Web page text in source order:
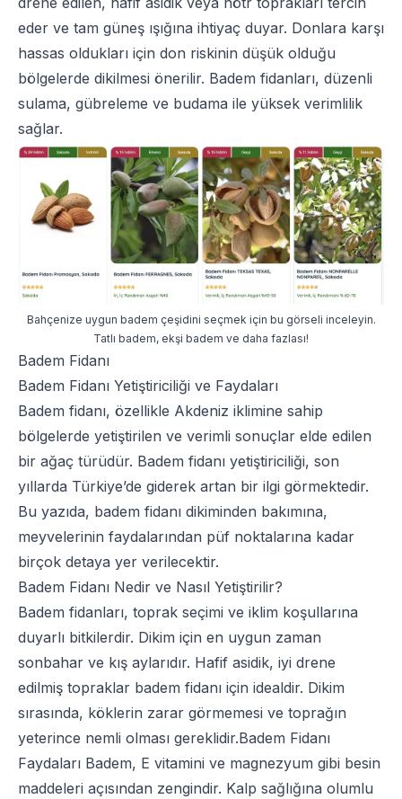
eder ve tam güneş ışığına ihtiyaç duyar. Donlara karşı
hassas oldukları için don riskinin düşük olduğu
bölgelerde dikilmesi önerilir. Badem fidanları, düzenli
sulama, gübreleme ve budama ile yüksek verimlilik
sağlar.
Bahçenize uygun badem çeşidini seçmek için bu görseli inceleyin.
Tatlı badem, ekşi badem ve daha fazlası!
Badem Fidanı
Badem Fidanı Yetiştiriciliği ve Faydaları
Badem fidanı, özellikle Akdeniz iklimine sahip
bölgelerde yetiştirilen ve verimli sonuçlar elde edilen
bir ağaç türüdür. Badem fidanı yetiştiriciliği, son
yıllarda Türkiye’de giderek artan bir ilgi görmektedir.
Bu yazıda, badem fidanı dikiminden bakımına,
meyvelerinin faydalarından püf noktalarına kadar
birçok detaya yer verilecektir.
Badem Fidanı Nedir ve Nasıl Yetiştirilir?
Badem fidanları, toprak seçimi ve iklim koşullarına
duyarlı bitkilerdir. Dikim için en uygun zaman
sonbahar ve kış aylarıdır. Hafif asidik, iyi drene
edilmiş topraklar badem fidanı için idealdir. Dikim
sırasında, köklerin zarar görmemesi ve toprağın
yeterince nemli olması gereklidir.Badem Fidanı
Faydaları Badem, E vitamini ve magnezyum gibi besin
maddeleri açısından zengindir. Kalp sağlığına olumlu